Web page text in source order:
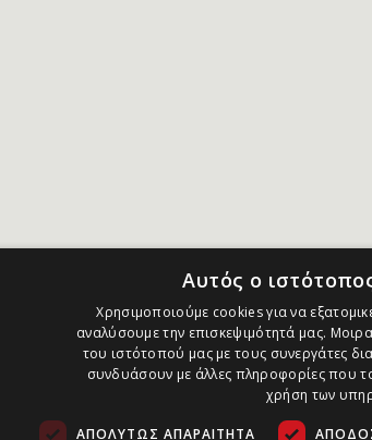
Αυτός ο
Χρησιμοποιούμε cookies για να
αναλύσουμε την επισκεψιμότητά μας.
του ιστότοπού μας με τους συνεργάτες
συνδυάσουν με άλλες πληροφορίες που
χρήση των
ΑΠΟΛΎΤΩΣ ΑΠΑΡΑΊΤΗΤΑ